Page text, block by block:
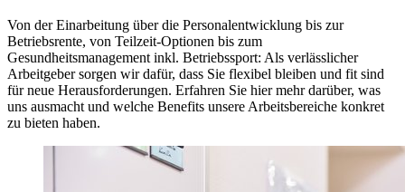
Von der Einarbeitung über die Personalentwicklung bis zur
Betriebsrente, von Teilzeit-Optionen bis zum
Gesundheitsmanagement inkl. Betriebssport: Als verlässlicher
Arbeitgeber sorgen wir dafür, dass Sie flexibel bleiben und fit sind
für neue Herausforderungen. Erfahren Sie hier mehr darüber, was
uns ausmacht und welche Benefits unsere Arbeitsbereiche konkret
zu bieten haben.